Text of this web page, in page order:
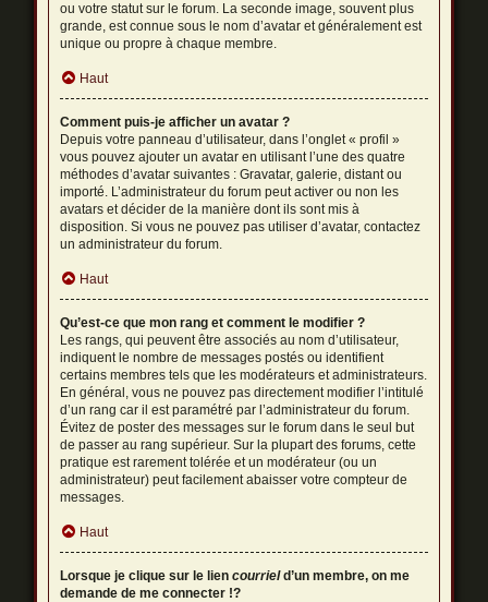
ou votre statut sur le forum. La seconde image, souvent plus
grande, est connue sous le nom d’avatar et généralement est
unique ou propre à chaque membre.
Haut
Comment puis-je afficher un avatar ?
Depuis votre panneau d’utilisateur, dans l’onglet « profil »
vous pouvez ajouter un avatar en utilisant l’une des quatre
méthodes d’avatar suivantes : Gravatar, galerie, distant ou
importé. L’administrateur du forum peut activer ou non les
avatars et décider de la manière dont ils sont mis à
disposition. Si vous ne pouvez pas utiliser d’avatar, contactez
un administrateur du forum.
Haut
Qu’est-ce que mon rang et comment le modifier ?
Les rangs, qui peuvent être associés au nom d’utilisateur,
indiquent le nombre de messages postés ou identifient
certains membres tels que les modérateurs et administrateurs.
En général, vous ne pouvez pas directement modifier l’intitulé
d’un rang car il est paramétré par l’administrateur du forum.
Évitez de poster des messages sur le forum dans le seul but
de passer au rang supérieur. Sur la plupart des forums, cette
pratique est rarement tolérée et un modérateur (ou un
administrateur) peut facilement abaisser votre compteur de
messages.
Haut
Lorsque je clique sur le liencourrield’un membre, on me
demande de me connecter !?